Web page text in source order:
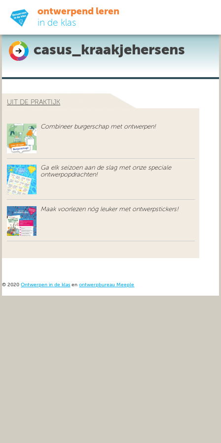
ontwerpend leren
in de klas
ready-to-go
do-it-yourself
uit de praktijk
over ons
casus_kraakjehersens
UIT DE PRAKTIJK
Combineer burgerschap met ontwerpen!
Ga elk seizoen aan de slag met onze speciale
ontwerpopdrachten!
Maak voorlezen nóg leuker met ontwerpstickers!
© 2020Ontwerpen in de klas enontwerpbureau Meeple